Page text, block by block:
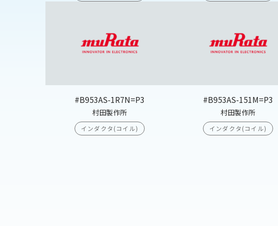
#B953AS-1R7N=P3
村田製作所
インダクタ(コイル)
#B953AS-151M=P3
村田製作所
インダクタ(コイル)